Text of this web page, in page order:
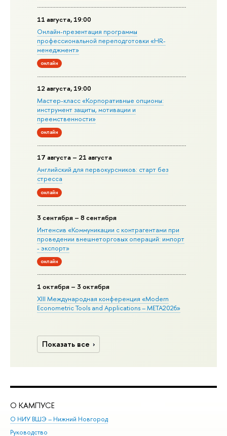
11 августа, 19:00
Онлайн-презентация программы
профессиональной переподготовки «HR-
менеджмент»
онлайн
12 августа, 19:00
Мастер-класс «Корпоративные опционы:
инструмент защиты, мотивации и
преемственности»
онлайн
17 августа – 21 августа
Английский для первокурсников: старт без
стресса
онлайн
3 сентября – 8 сентября
Интенсив «Коммуникации с контрагентами при
проведении внешнеторговых операций: импорт
- экспорт»
онлайн
1 октября – 3 октября
XIII Международная конференция «Modern
Econometric Tools and Applications – META2026»
Показать все
О КАМПУСЕ
О НИУ ВШЭ – Нижний Новгород
Руководство